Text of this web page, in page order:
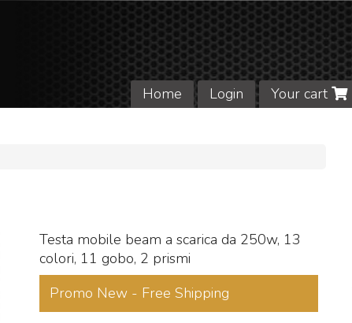
Home Login Your cart
Testa mobile beam a scarica da 250w, 13
colori, 11 gobo, 2 prismi
Promo New - Free Shipping